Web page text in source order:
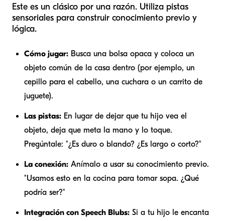
Este es un clásico por una razón. Utiliza pistas
sensoriales para construir conocimiento previo y
lógica.
Cómo jugar: Busca una bolsa opaca y coloca un
objeto común de la casa dentro (por ejemplo, un
cepillo para el cabello, una cuchara o un carrito de
juguete).
Las pistas: En lugar de dejar que tu hijo vea el
objeto, deja que meta la mano y lo toque.
Pregúntale: "¿Es duro o blando? ¿Es largo o corto?"
La conexión: Anímalo a usar su conocimiento previo.
"Usamos esto en la cocina para tomar sopa. ¿Qué
podría ser?"
Integración con Speech Blubs: Si a tu hijo le encanta